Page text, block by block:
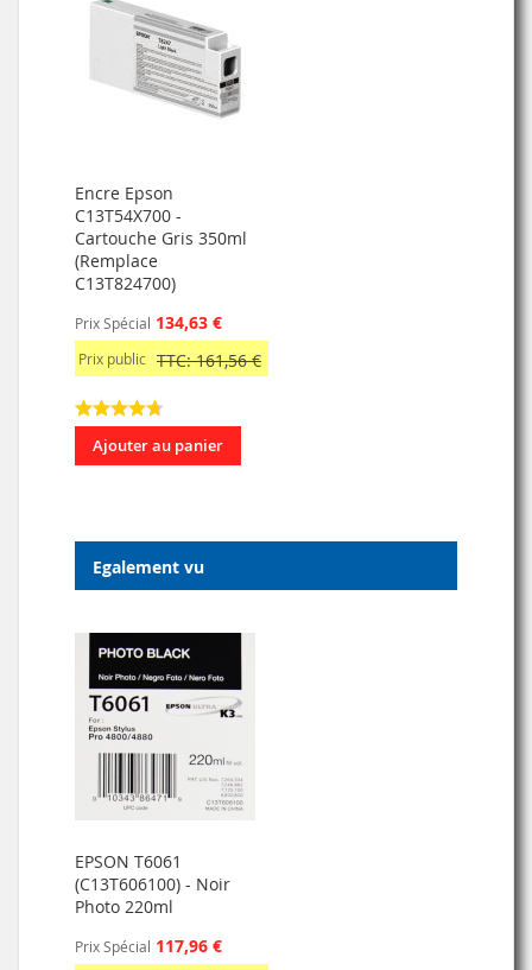
Encre Epson
C13T54X700 -
Cartouche Gris 350ml
(Remplace
C13T824700)
Prix Spécial 134,63 €
Prix public TTC: 161,56 €
Ajouter au panier
Egalement vu
EPSON T6061
(C13T606100) - Noir
Photo 220ml
Prix Spécial 117,96 €